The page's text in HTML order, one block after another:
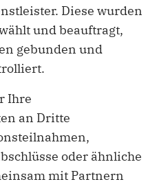
Diese wurden
und beauftragt,
gebunden und
Ihre
an Dritte
oder ähnliche
mit Partnern